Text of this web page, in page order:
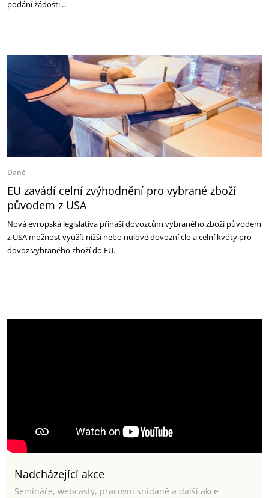
podání žádosti …
Daně
EU zavádí celní zvýhodnění pro vybrané zboží
původem z USA
Nová evropská legislativa přináší dovozcům vybraného zboží původem
z USA možnost využít nižší nebo nulové dovozní clo a celní kvóty pro
dovoz vybraného zboží do EU.
Nadcházející akce
Semináře, webcasty, pracovní snídaně a další akce